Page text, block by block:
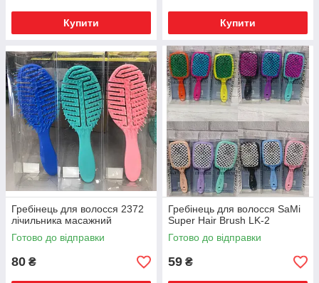
Купити Купити
Гребінець для волосся 2372
лічильника масажний
Готово до відправки
80 ₴
Гребінець для волосся SaMi
Super Hair Brush LK-2
Готово до відправки
59 ₴